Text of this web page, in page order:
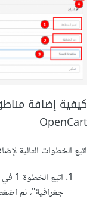
كيفية إضافة
OpenCart
اتبع الخطوات التالية
جغرافية"، ثم